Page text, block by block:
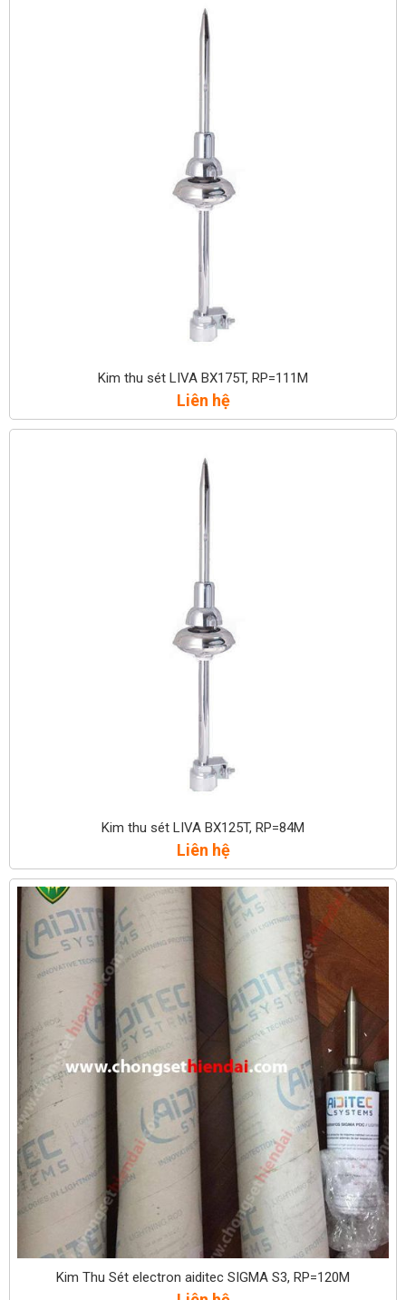
Kim thu sét LIVA BX175T, RP=111M
Liên hệ
Kim thu sét LIVA BX125T, RP=84M
Liên hệ
Kim Thu Sét electron aiditec SIGMA S3, RP=120M